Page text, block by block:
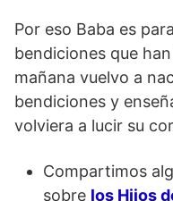
Por eso Baba es
bendiciones que
mañana vuelvo a
bendiciones y
volviera a lucir su
Compartimos
sobre los Hijos